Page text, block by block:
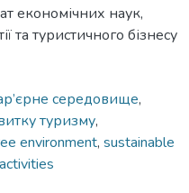
економічних наук,
та туристичного бізнесу
середовище,
туризму,
environment, sustainable